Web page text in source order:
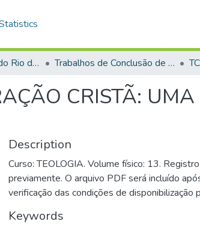
Faculdade Batista do Rio de Janeiro (FABAT-RJ) Trabalhos de Conclusão de Curso (TCC)
CRISTÃ:
Description
Curso: TEOLOGIA. Volume físico: 13.
previamente. O arquivo PDF será incluído
verificação das condições de disponibilização
Keywords